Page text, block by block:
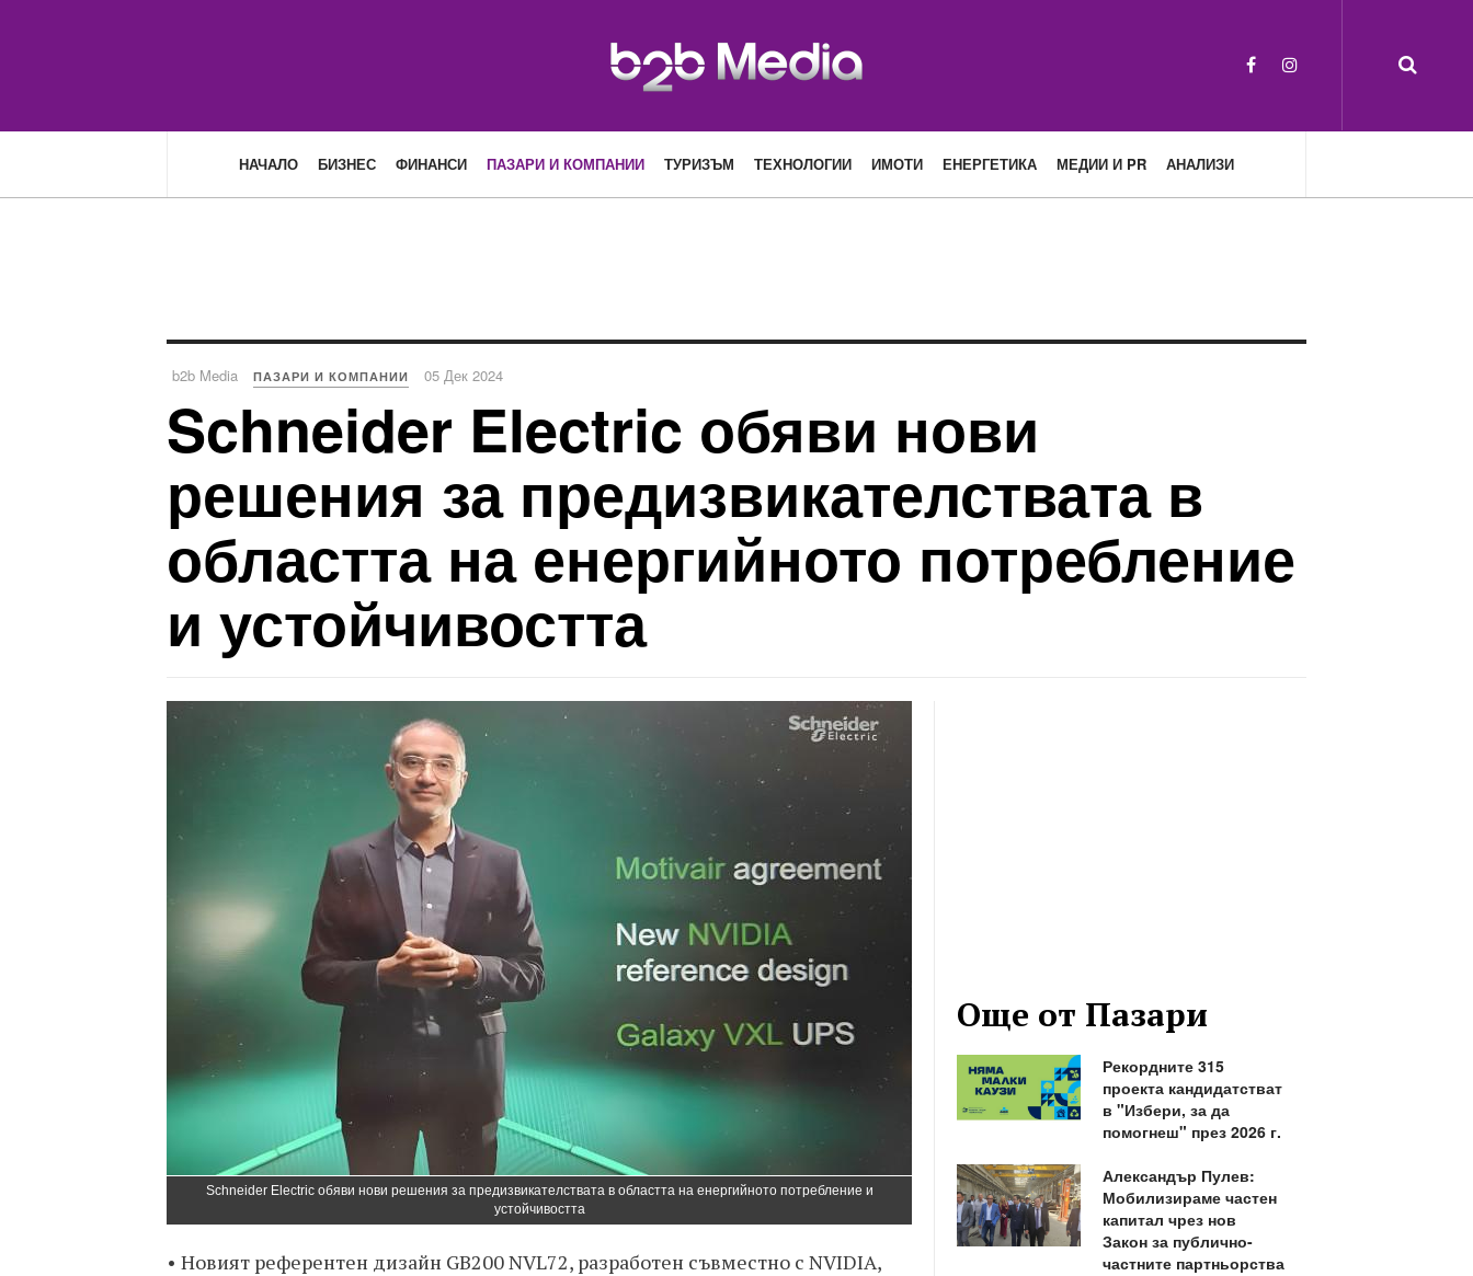
НАЧАЛО БИЗНЕС ФИНАНСИ ПАЗАРИ И КОМПАНИИ ТУРИЗЪМ ТЕХНОЛОГИИ ИМОТИ ЕНЕРГЕТИКА МЕДИИ И PR АНАЛИЗИ
b2b Media ПАЗАРИ И КОМПАНИИ 05 Дек 2024
Schneider Electric обяви нови
решения за предизвикателствата в
областта на енергийното потребление
и устойчивостта
Schneider Electric обяви нови решения за предизвикателствата в областта на енергийното потребление и
устойчивостта
• Новият референтен дизайн GB200 NVL72, разработен съвместно с NVIDIA,
Още от Пазари
Рекордните 315
проекта кандидатстват
в "Избери, за да
помогнеш" през 2026 г.
Александър Пулев:
Мобилизираме частен
капитал чрез нов
Закон за публично-
частните партньорства